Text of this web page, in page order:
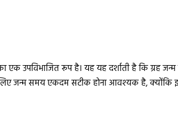
उपविभाजित रूप है। यह यह दर्शाती है कि ग्रह
जन्म समय एकदम सटीक होना आवश्यक है, क्योंकि